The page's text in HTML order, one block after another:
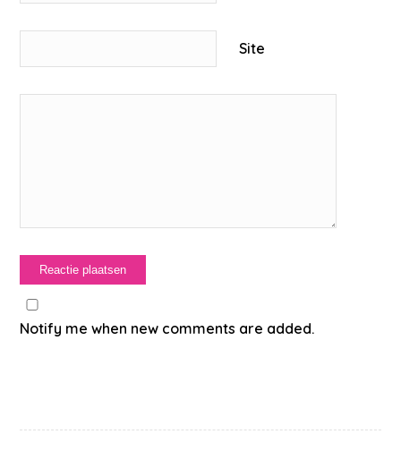
Site
Notify me when new comments are added.